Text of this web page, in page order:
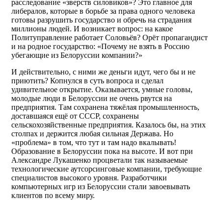
расследование «зверств силовиков»? Это главное для
либералов, которые в борьбе за права одного человека
готовы разрушить государство и обречь на страдания
миллионы людей. И возникает вопрос: на какое
Политуправление работает Соловьёв? Орёт пропагандист
и на родное государство: «Почему не взять в Россию
убегающие из Белоруссии компании?»
И действительно, с ними же деньги идут, чего бы и не
приютить? Копнулся в суть вопроса и сделал
удивительное открытие. Оказывается, умные головы,
молодые люди в Белоруссии не очень рвутся на
предприятия. Там сохранена тяжёлая промышленность,
доставшаяся ещё от СССР, сохранены
сельскохозяйственные предприятия. Казалось бы, на этих
столпах и держится любая сильная Держава. Но
«проблема» в том, что тут и там надо вкалывать!
Образование в Белоруссии пока на высоте. И вот при
Александре Лукашенко процветали так называемые
технологические аутсорсинговые компании, требующие
специалистов высокого уровня. Разработчики
компьютерных игр из Белоруссии стали завоевывать
клиентов по всему миру.